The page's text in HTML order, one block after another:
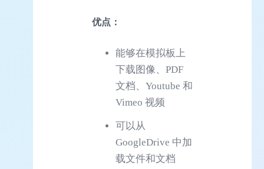
优点：
能够在模拟板上
下载图像、PDF
文档、Youtube 和
Vimeo 视频
可以从
GoogleDrive 中加
载文件和文档